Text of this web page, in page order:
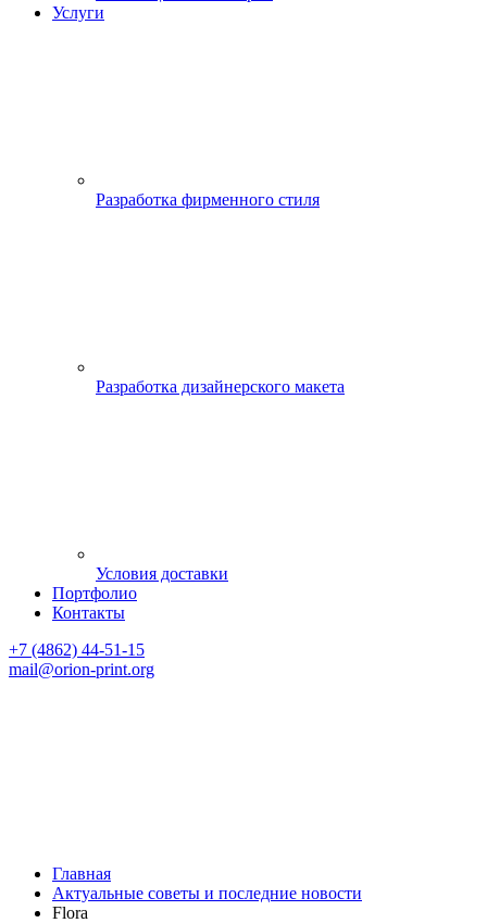
Услуги
Разработка фирменного стиля
Разработка дизайнерского макета
Условия доставки
Портфолио
Контакты
+7 (4862) 44-51-15
mail@orion-print.org
Главная
Актуальные советы и последние новости
Flora